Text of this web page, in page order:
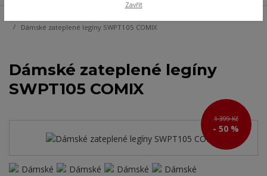
Dámské zateplené legíny SWPT105 COMIX
Dámské zateplené legíny
SWPT105 COMIX
1 399 Kč
- 50 %
Zavřít